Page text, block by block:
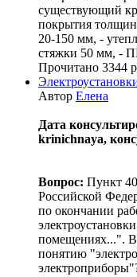
существующий
покрытия
20-150 мм, -
стяжки 50 мм, -
Прочитано 3344
Автор Елена
Дата
krinichnaya,
Вопрос: Пункт
Российской
по окончании
помещениях...".
понятию